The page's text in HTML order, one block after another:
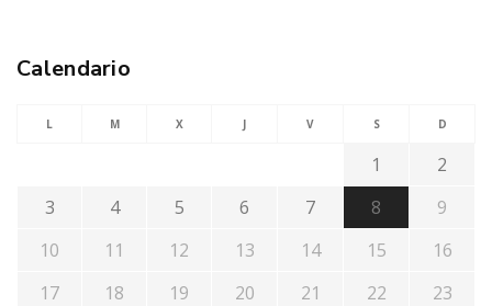
Calendario
L M X J V S D
1
2
3
4 5 6 7 8
9
10
11 12 13 14 15
16
17
18 19 20 21 22
23